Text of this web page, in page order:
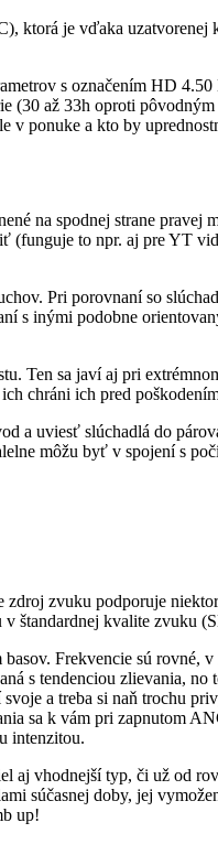
ktorá je vďaka
s označením HD
až 33h oproti
ponuke a kto by
na spodnej strane
to npr. aj pre YT
Pri porovnaní so
s inými podobne
Ten sa javí aj pri
chráni ich pred
a uviesť slúchadlá do
môžu byť v spojení s
zvuku podporuje
štandardnej kvalite zvuku
Frekvencie sú rovné,
s tendenciou zlievania,
a treba si naň trochu
sa k vám pri zapnutom
intenzitou.
vhodnejší typ, či už od
súčasnej doby, jej
up!